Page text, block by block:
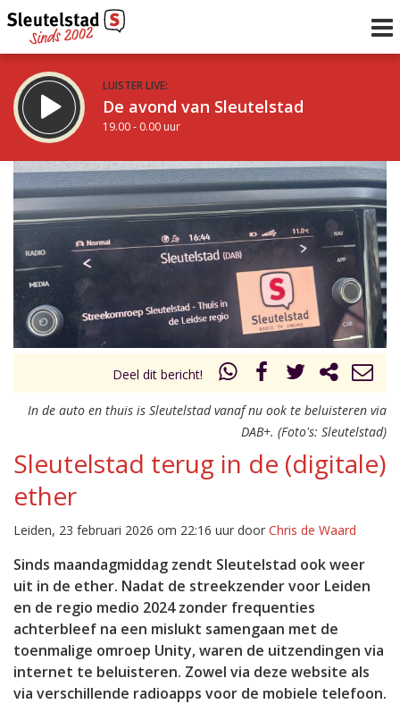
LUISTER LIVE:
De avond van Sleutelstad
19.00 - 0.00 uur
STRAKS:
De nacht van Sleutelstad
0.00 - 6.00 uur
Vorig uur
uur 1 van 0 Volgend uur
Deel dit bericht!
In de auto en thuis is Sleutelstad vanaf nu ook te beluisteren via
DAB+. (Foto's: Sleutelstad)
Sleutelstad terug in de (digitale)
ether
Leiden, 23 februari 2026 om 22:16 uur door Chris de Waard
Sinds maandagmiddag zendt Sleutelstad ook weer
uit in de ether. Nadat de streekzender voor Leiden
en de regio medio 2024 zonder frequenties
achterbleef na een mislukt samengaan met de
toenmalige omroep Unity, waren de uitzendingen via
internet te beluisteren. Zowel via deze website als
via verschillende radioapps voor de mobiele telefoon.